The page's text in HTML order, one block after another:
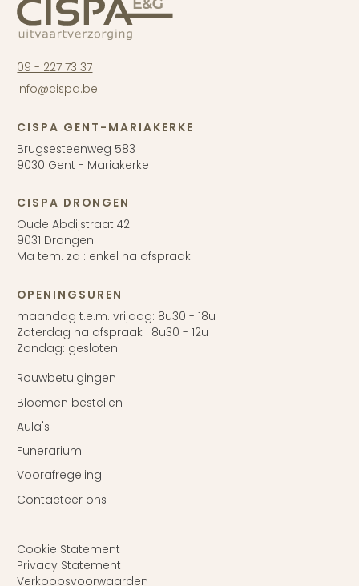
09 - 227 73 37
info@cispa.be
CISPA GENT-MARIAKERKE
Brugsesteenweg 583
9030 Gent - Mariakerke
CISPA DRONGEN
Oude Abdijstraat 42
9031 Drongen
Ma tem. za : enkel na afspraak
OPENINGSUREN
maandag t.e.m. vrijdag: 8u30 - 18u
Zaterdag na afspraak : 8u30 - 12u
Zondag: gesloten
Rouwbetuigingen
Bloemen bestellen
Aula's
Funerarium
Voorafregeling
Contacteer ons
Cookie Statement
Privacy Statement
Verkoopsvoorwaarden